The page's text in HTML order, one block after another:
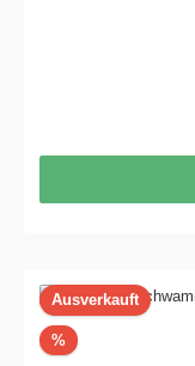
Ausverkauft
%Rabatt